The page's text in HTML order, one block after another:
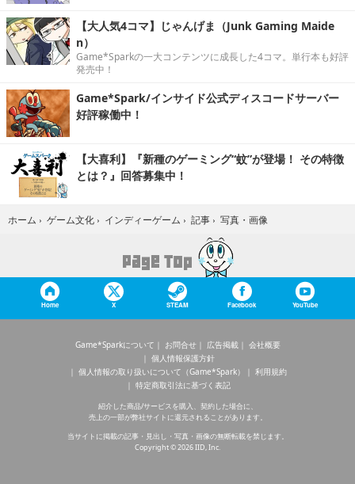
【大人気4コマ】じゃんげま（Junk Gaming Maide
n）
Game*Sparkの一大コンテンツに成長した4コマ。単行本も好評
発売中！
Game*Spark/インサイド公式ディスコードサーバー
好評稼働中！
【大喜利】『新種のゲーミング“蚊”が登場！ その特徴
とは？』回答募集中！
ホーム › ゲーム文化 › インディーゲーム › 記事 › 写真・画像
Home X STEAM Facebook YouTube
Game*Sparkについて お問合せ 広告掲載
会社概要
個人情報保護方針
個人情報の取り扱いについて（Game*Spark）
利用規約
特定商取引法に基づく表記
紹介した商品/サービスを購入、契約した場合に、
売上の一部が弊社サイトに還元されることがあります。
当サイトに掲載の記事・見出し・写真・画像の無断転載を禁じます。
Copyright © 2026 IID, Inc.